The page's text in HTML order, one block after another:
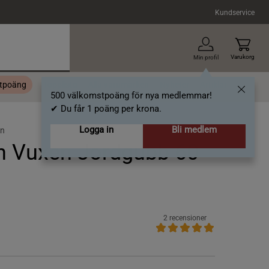
Kundservice
Min profil
500 välkomstpoäng för nya medlemmar!
✔ Du får 1 poäng per krona.
Logga in
Bli medlem
Varukorg
Vuxen Jordgubb 60
2 recensioner